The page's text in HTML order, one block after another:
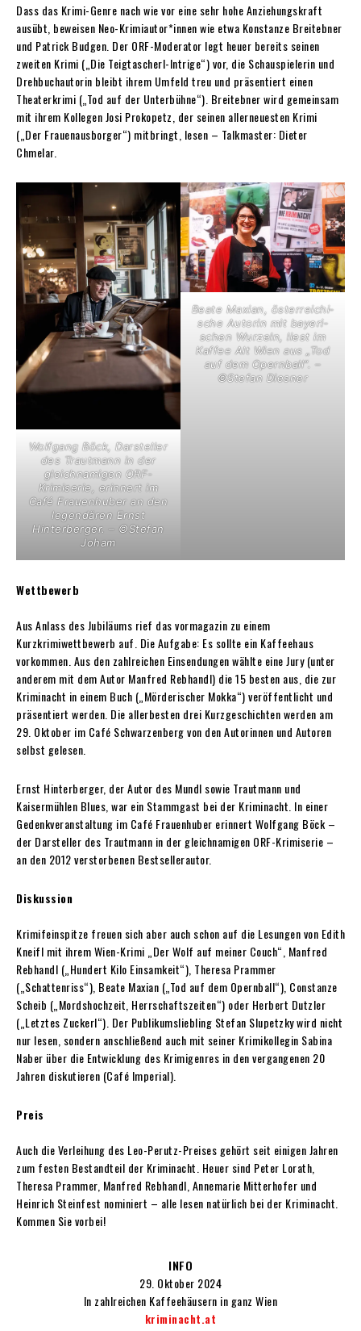
Dass das Krimi-Genre nach wie vor eine sehr hohe Anziehungskraft
ausübt, beweisen Neo-Krimiautor*innen wie etwa Konstanze Breitebner
und Patrick Budgen. Der ORF-Moderator legt heuer bereits seinen
zweiten Krimi („Die Teigtascherl-Intrige“) vor, die Schauspielerin und
Drehbuchautorin bleibt ihrem Umfeld treu und präsentiert einen
Theaterkrimi („Tod auf der Unterbühne“). Breitebner wird gemeinsam
mit ihrem Kollegen Josi Prokopetz, der seinen allerneuesten Krimi
(„Der Frauenausborger“) mitbringt, lesen – Talkmaster: Dieter
Chmelar.
Wolfgang Böck, Darsteller
des Trautmann in der
gleichnamigen ORF-
Krimiserie, erinnert im
Café Frauenhuber an den
legendären Ernst
Hinterberger. – ©Stefan
Joham
Beate Maxian, österreichi­
sche ­Autorin mit bayeri­
schen Wurzeln, liest im
Kaffee Alt Wien aus „Tod
auf dem Opernball“. –
©Stefan Diesner
Wettbewerb
Aus Anlass des Jubiläums rief das vormagazin zu einem
Kurzkrimiwettbewerb auf. Die Aufgabe: Es sollte ein Kaffeehaus
vorkommen. Aus den zahlreichen Einsendungen wählte eine Jury (unter
anderem mit dem Autor Manfred Rebhandl) die 15 besten aus, die zur
Kriminacht in einem Buch („Mörderischer Mokka“) veröffentlicht und
präsentiert werden. Die allerbesten drei Kurzgeschichten werden am
29. Oktober im Café Schwarzenberg von den Autorinnen und Autoren
selbst gelesen.
Ernst Hinterberger, der Autor des Mundl sowie Trautmann und
Kaisermühlen Blues, war ein Stammgast bei der Kriminacht. In einer
Gedenkveranstaltung im Café Frauenhuber erinnert Wolfgang Böck –
der Darsteller des Trautmann in der gleichnamigen ORF-Krimiserie –
an den 2012 verstorbenen Bestsellerautor.
Diskussion
Krimifeinspitze freuen sich aber auch schon auf die Lesungen von Edith
Kneifl mit ihrem Wien-Krimi „Der Wolf auf meiner Couch“, Manfred
Rebhandl („Hundert Kilo Einsamkeit“), Theresa Prammer
(„Schattenriss“), Beate Maxian („Tod auf dem Opernball“), Constanze
Scheib („Mordshochzeit, Herrschaftszeiten“) oder Herbert Dutzler
(„Letztes Zuckerl“). Der Publikumsliebling Stefan Slupetzky wird nicht
nur lesen, sondern anschließend auch mit seiner Krimikollegin Sabina
Naber über die Entwicklung des Krimigenres in den vergangenen 20
Jahren diskutieren (Café Imperial).
Preis
Auch die Verleihung des Leo-Perutz-Preises gehört seit einigen Jahren
zum festen Bestandteil der Kriminacht. Heuer sind Peter Lorath,
Theresa Prammer, Manfred Rebhandl, Annemarie Mitterhofer und
Heinrich Steinfest nominiert – alle lesen natürlich bei der Kriminacht.
Kommen Sie vorbei!
INFO
29. Oktober 2024
In zahlreichen Kaffeehäusern in ganz Wien
kriminacht.at